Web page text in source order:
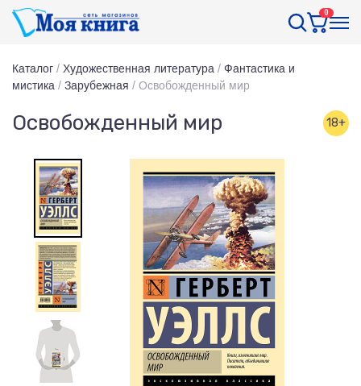
0
Каталог / Художественная литература / Фантастика и
мистика / Зарубежная / Освобожденный мир
Освобожденный мир 18+